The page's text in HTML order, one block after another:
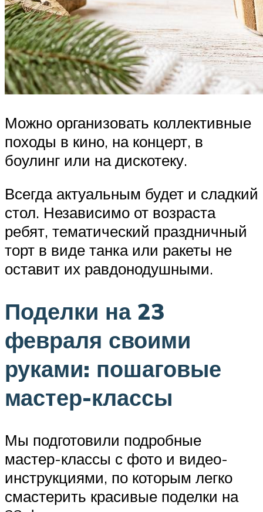
Можно организовать коллективные
походы в кино, на концерт, в
боулинг или на дискотеку.
Всегда актуальным будет и сладкий
стол. Независимо от возраста
ребят, тематический праздничный
торт в виде танка или ракеты не
оставит их равдонодушными.
Поделки на 23
февраля своими
руками: пошаговые
мастер-классы
Мы подготовили подробные
мастер-классы с фото и видео-
инструкциями, по которым легко
смастерить красивые поделки на